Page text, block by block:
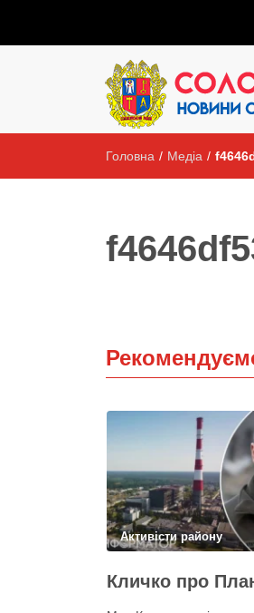
Головна / Медіа /
Активісти району